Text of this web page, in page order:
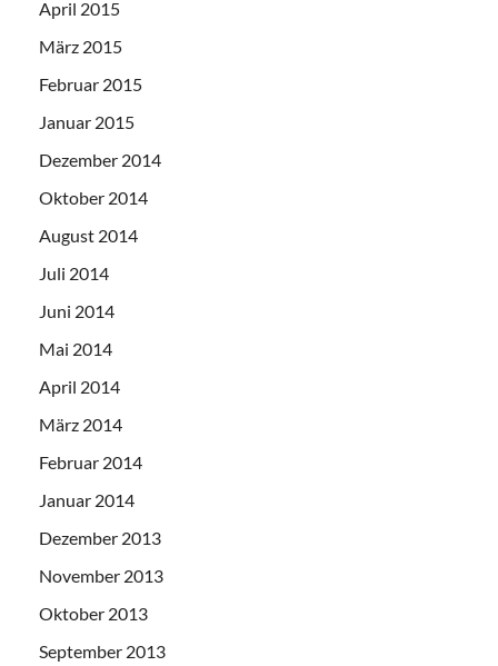
April 2015
März 2015
Februar 2015
Januar 2015
Dezember 2014
Oktober 2014
August 2014
Juli 2014
Juni 2014
Mai 2014
April 2014
März 2014
Februar 2014
Januar 2014
Dezember 2013
November 2013
Oktober 2013
September 2013